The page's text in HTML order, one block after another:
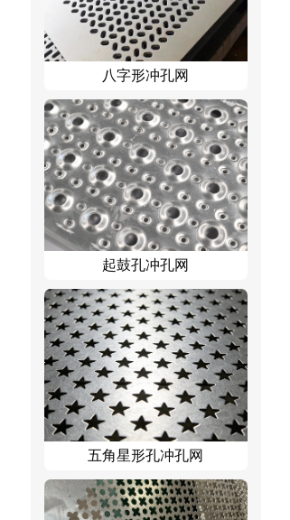
八字形冲孔网
起鼓孔冲孔网
五角星形孔冲孔网